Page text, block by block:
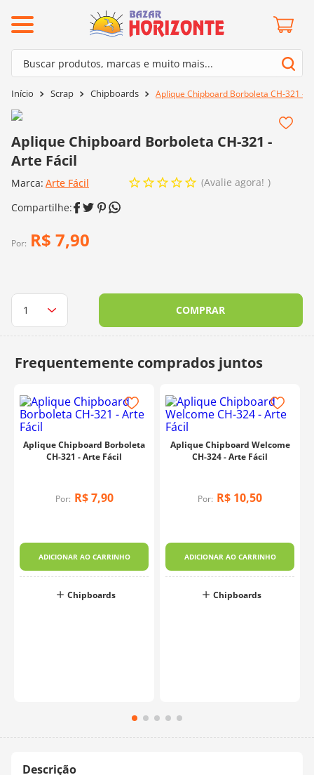
Buscar produtos, marcas e muito mais...
Scrap Chipboards Aplique Chipboard Borboleta CH-321 -
Aplique Chipboard Borboleta CH-321 -
Arte Fácil
Marca: Arte Fácil Avalie agora!
Por: R$ 7,90
COMPRAR
Aplique Chipboard Borboleta
CH-321 - Arte Fácil
Por: R$ 7,90
ADICIONAR AO CARRINHO
Chipboards
Aplique Chipboard Welcome
CH-324 - Arte Fácil
Por: R$ 10,50
ADICIONAR AO CARRINHO
Chipboards
Termos mais buscados
3º kit amigurumi
4º agulha crochê
5º fio amigurumi
9
10º dmc
mais buscados
barroco
mollet
kit amigurumi
agulha crochê
fio amigurumi
batik
dmc